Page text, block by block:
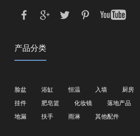
产品分类
脸盆 浴缸 恒温 入墙 厨房
挂件
肥皂篮 化妆镜 落地产品
地漏
扶手 雨淋 其他配件